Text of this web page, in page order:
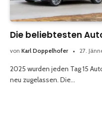
Die beliebtesten
von Karl Doppelhofer 27.
2025 wurden jeden Tag 15
neu zugelassen. Die…